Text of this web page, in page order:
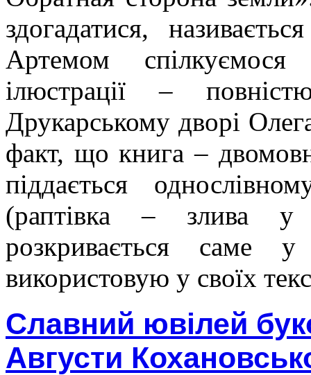
здогадатися,
Артемом
ілюстрації –
Друкарському дворі
факт, що книга –
піддається
(раптівка – злива у
розкривається саме
використовую у своїх
Славний ювілей
Августи